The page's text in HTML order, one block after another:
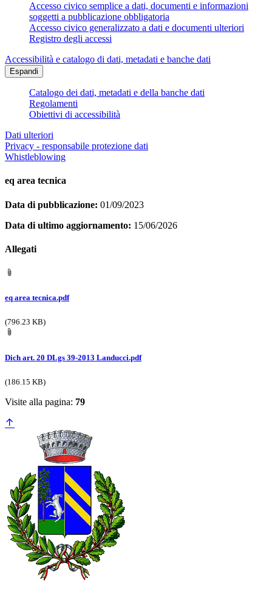
Accesso civico semplice a dati, documenti e informazioni
soggetti a pubblicazione obbligatoria
Accesso civico generalizzato a dati e documenti ulteriori
Registro degli accessi
Accessibilità e catalogo di dati, metadati e banche dati
Espandi
Catalogo dei dati, metadati e della banche dati
Regolamenti
Obiettivi di accessibilità
Dati ulteriori
Privacy - responsabile protezione dati
Whistleblowing
eq area tecnica
Data di pubblicazione: 01/09/2023
Data di ultimo aggiornamento: 15/06/2026
Allegati
eq area tecnica.pdf
(796.23 KB)
Dich art. 20 DLgs 39-2013 Landucci.pdf
(186.15 KB)
Visite alla pagina: 79